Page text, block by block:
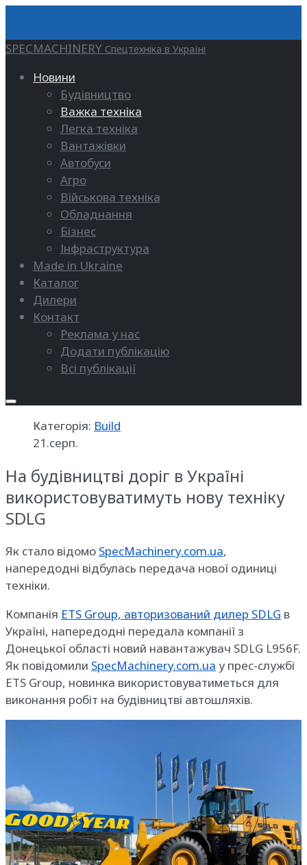
SPECMACHINERY Спецтехніка в Україні
Новини
Будівництво
Важка техніка
Легка техніка
Вантажівки
Автобуси
Агро
Військова техніка
Обладнання
Бізнес
Інфраструктура
Made in Ukraine
Каталог
Дилери
Контакт
Реклама у нас
Додати публікацію
Всі публікації
Категорія: Build
21.серп.
На будівництві доріг в Україні
використовуватимуть нову техніку
SDLG
Як стало відомо SpecMachinery.com.ua,
напередодні відбулась передача нової одиниці
техніки.
Компанія ETS Group, авторизований дилер SDLG в
Україні, напередодні передала компанії з
Донецької області новий навантажувач SDLG L956F.
Як повідомили SpecMachinery.com.ua у прес-службі
ETS Group, новинка використовуватиметься для
виконання робіт на будівництві автошляхів.